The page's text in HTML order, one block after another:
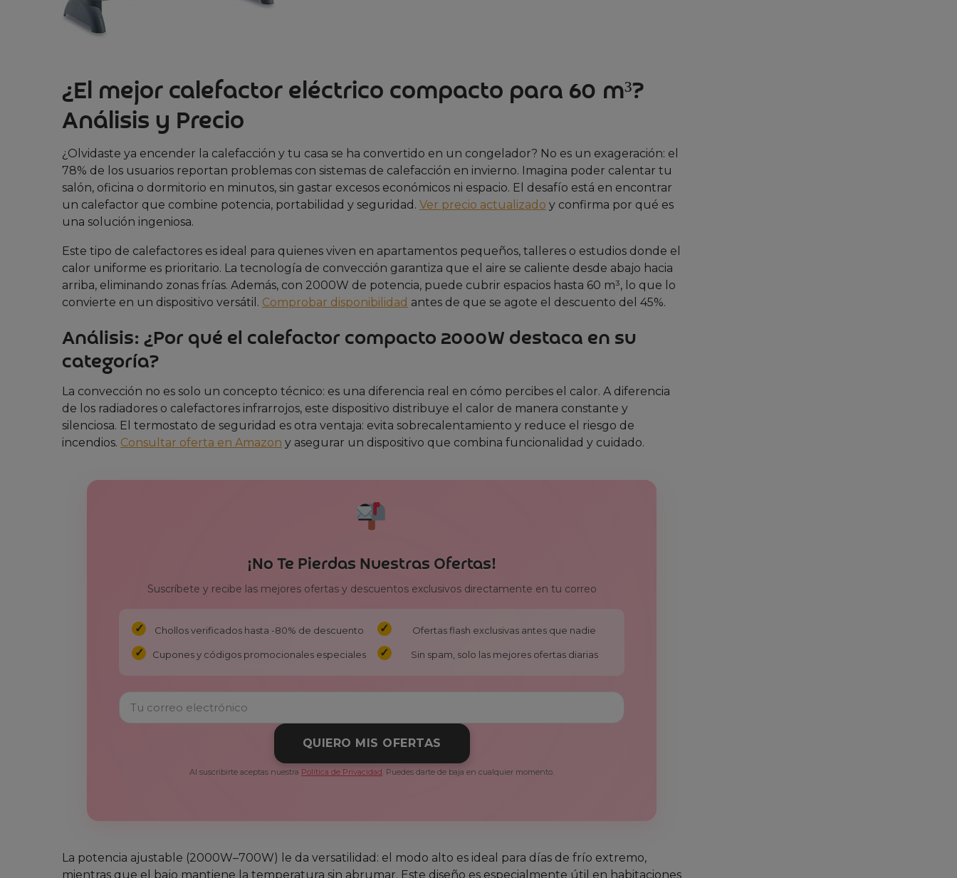
¿El mejor calefactor eléctrico compacto para 60 m³?
Análisis y Precio
¿Olvidaste ya encender la calefacción y tu casa se ha convertido en un congelador? No es un exageración: el
78% de los usuarios reportan problemas con sistemas de calefacción en invierno. Imagina poder calentar tu
salón, oficina o dormitorio en minutos, sin gastar excesos económicos ni espacio. El desafío está en encontrar
un calefactor que combine potencia, portabilidad y seguridad. Ver precio actualizado y confirma por qué es
una solución ingeniosa.
Este tipo de calefactores es ideal para quienes viven en apartamentos pequeños, talleres o estudios donde el
calor uniforme es prioritario. La tecnología de convección garantiza que el aire se caliente desde abajo hacia
arriba, eliminando zonas frías. Además, con 2000W de potencia, puede cubrir espacios hasta 60 m³, lo que lo
convierte en un dispositivo versátil. Comprobar disponibilidad antes de que se agote el descuento del 45%.
Análisis: ¿Por qué el calefactor compacto 2000W destaca en su
categoría?
La convección no es solo un concepto técnico: es una diferencia real en cómo percibes el calor. A diferencia
de los radiadores o calefactores infrarrojos, este dispositivo distribuye el calor de manera constante y
silenciosa. El termostato de seguridad es otra ventaja: evita sobrecalentamiento y reduce el riesgo de
incendios. Consultar oferta en Amazon y asegurar un dispositivo que combina funcionalidad y cuidado.
¡No Te Pierdas Nuestras Ofertas!
Suscríbete y recibe las mejores ofertas y descuentos exclusivos directamente en tu correo
Chollos verificados hasta -80% de descuento Ofertas flash exclusivas antes que nadie
Cupones y códigos promocionales especiales Sin spam, solo las mejores ofertas diarias
QUIERO MIS OFERTAS
Al suscribirte aceptas nuestra Política de Privacidad . Puedes darte de baja en cualquier momento.
La potencia ajustable (2000W–700W) le da versatilidad: el modo alto es ideal para días de frío extremo,
mientras que el bajo mantiene la temperatura sin abrumar. Este diseño es especialmente útil en habitaciones